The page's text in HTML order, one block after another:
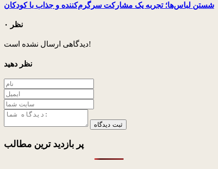
شستن لباس‌ها؛ تجربه یک مشارکت سرگرم‌کننده و جذاب با کودکان
۰ نظر
دیدگاهی ارسال نشده است!
نظر دهید
ثبت دیدگاه
پر بازدید ترین مطالب